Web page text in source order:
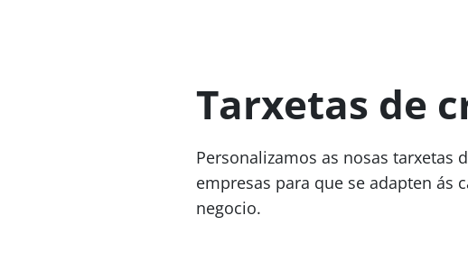
Tarxetas de
Personalizamos as nosas tarxetas
empresas para que se adapten ás
negocio.